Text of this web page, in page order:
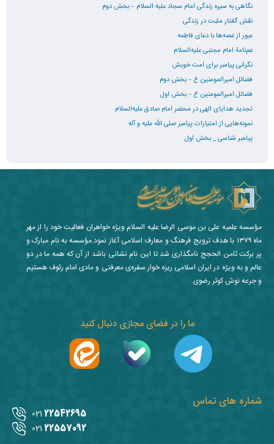
نگاهی به سیره زندگی امام سجاد علیه السلام – بخش دوم
نقش گفتار مثبت در زندگی
عبور از غصه‌ها با دعای فاطمه
غم‌نامۀ امام مجتبی علیه‌السلام
نگرانی پیامبر برای امت خویش
فضائل امیرالمومنین ع – بخش دوم
فضائل امیرالمومنین ع – بخش اول
تجدید هدایای الهی در محضر امام صادق علیه‌السلام
نمونه‌هایی از امتیازات پیامبر صلی الله علیه و آله
پیامبر شناسی _ بخش اول
شماره های تماس
22542695
021
22557092
021
ما را در فضای مجازی دنبال کنید
مؤسسه علمیه علی بن موسی الرضا علیه السلام ویژه خواهران فعالیت خود را از مهر
ماه ۱۳۷۹ با هدف ترویج فرهنگ و معارف اسلامی آغاز نمود.مؤسسه به نام مبارک و
پر برکت ثامن الحجج نامگذاری شد تا این نام نشانی باشد از آن که همه ما در دو
عالم و به ویژه در ایران اسلامی ریزه خوار سفره‌ی معرفتی و مادی امام رئوف هستیم
و جرعه نوش کوثر رضوی.